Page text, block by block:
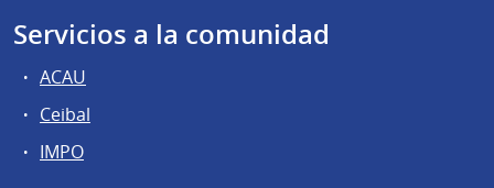
Servicios a la comunidad
ACAU
Ceibal
IMPO